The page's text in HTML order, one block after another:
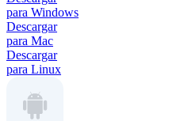
para Windows
Descargar
para Mac
Descargar
para Linux